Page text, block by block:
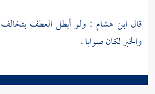
قال ابن هشام : ولو أبطل العطف بتخالف
والخبر لكان صوابا .